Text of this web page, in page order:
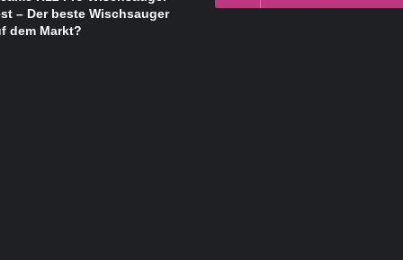
– Der beste Wischsauger
dem Markt?